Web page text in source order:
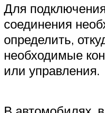
Для
соединения
определить,
необходимые
или управления.